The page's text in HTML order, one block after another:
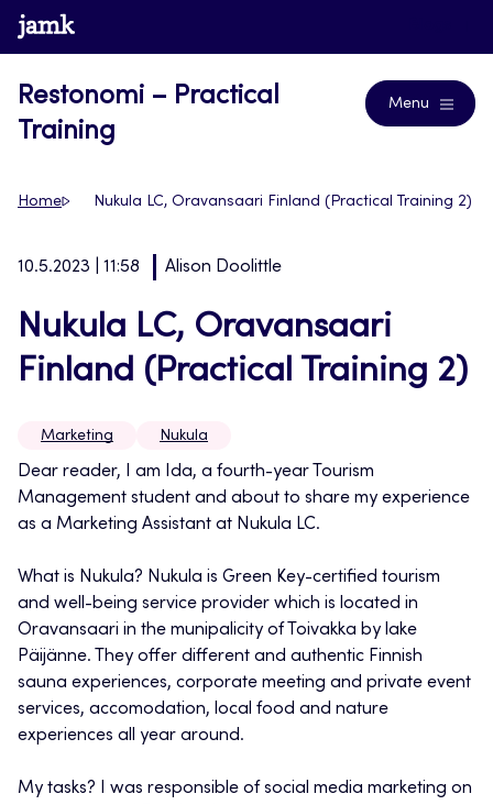
Siirry
suoraan
www.jamk.fi
Restonomi – Practical
Training
Menu
Home Nukula LC, Oravansaari Finland (Practical Training 2)
10.5.2023 | 11:58 Alison Doolittle
Nukula LC, Oravansaari
Finland (Practical Training 2)
Marketing Nukula
Dear reader, I am Ida, a fourth-year Tourism
Management student and about to share my experience
as a Marketing Assistant at Nukula LC.
What is Nukula? Nukula is Green Key-certified tourism
and well-being service provider which is located in
Oravansaari in the munipalicity of Toivakka by lake
Päijänne. They offer different and authentic Finnish
sauna experiences, corporate meeting and private event
services, accomodation, local food and nature
experiences all year around.
My tasks? I was responsible of social media marketing on